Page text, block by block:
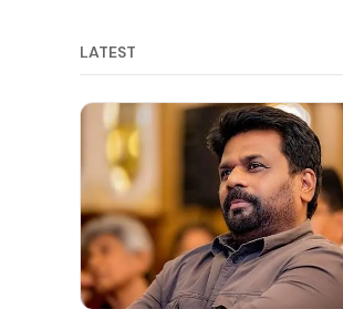
LATEST